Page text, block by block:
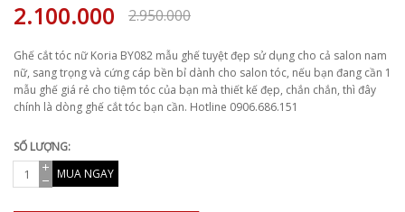
2.950.000
2.100.000
Ghế cắt tóc nữ Koria BY082 mẫu ghế tuyệt đẹp sử dụng cho cả salon nam
nữ, sang trọng và cứng cáp bền bỉ dành cho salon tóc, nếu bạn đang cần 1
mẫu ghế giá rẻ cho tiệm tóc của bạn mà thiết kế đẹp, chắn chắn, thì đây
chính là dòng ghế cắt tóc bạn cần. Hotline 0906.686.151
SỐ LƯỢNG:
MUA NGAY